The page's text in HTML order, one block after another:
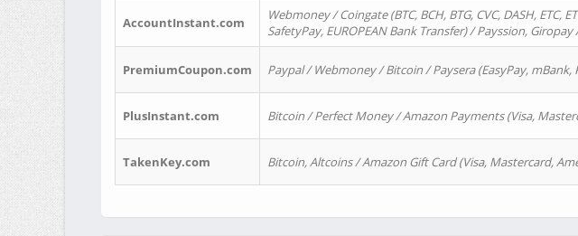
AccountInstant.com
Webmoney / Coingate (BTC, BCH, BTG, CVC, DASH, ETC,
SafetyPay, EUROPEAN Bank Transfer) / Payssion,
PremiumCoupon.com Paypal / Webmoney / Bitcoin / Paysera (EasyPay, mBank,
PlusInstant.com Bitcoin / Perfect Money / Amazon Payments (Visa,
TakenKey.com Bitcoin, Altcoins / Amazon Gift Card (Visa, Mastercard,